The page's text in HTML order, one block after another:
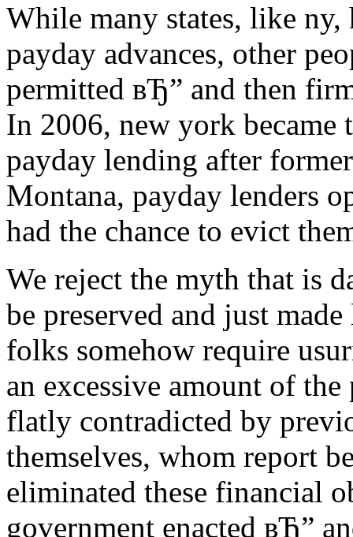
While many states, like
payday advances, other
permitted вЂ” and then
In 2006, new york
payday lending after
Montana, payday lenders
had the chance to evict
We reject the myth that is
be preserved and just
folks somehow require
an excessive amount of
flatly contradicted by
themselves, whom report
eliminated these financial
government enacted вЂ”